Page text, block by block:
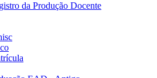
da Produção Docente